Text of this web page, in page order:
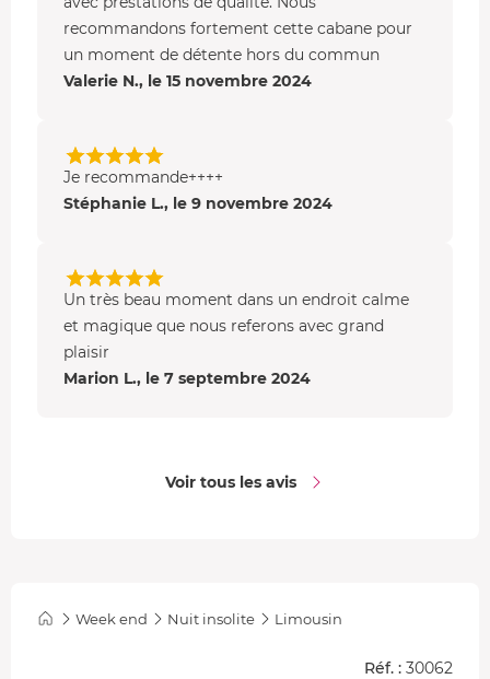
recommandons fortement cette cabane pour
un moment de détente hors du commun
Valerie N., le 15 novembre 2024
Je recommande++++
Stéphanie L., le 9 novembre 2024
Un très beau moment dans un endroit calme
et magique que nous referons avec grand
plaisir
Marion L., le 7 septembre 2024
Voir tous les avis
Week end Nuit insolite Limousin
Réf. : 30062